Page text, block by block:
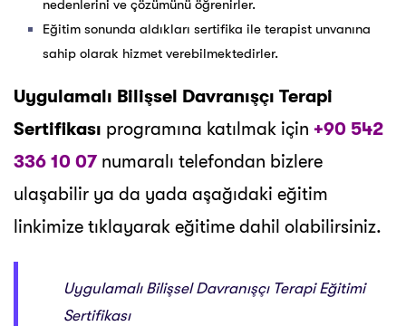
nedenlerini ve çözümünü öğrenirler.
Eğitim sonunda aldıkları sertifika ile terapist unvanına
sahip olarak hizmet verebilmektedirler.
Uygulamalı Bilişsel Davranışçı Terapi
Sertifikası programına katılmak için +90 542
336 10 07 numaralı telefondan bizlere
ulaşabilir ya da yada aşağıdaki eğitim
linkimize tıklayarak eğitime dahil olabilirsiniz.
Uygulamalı Bilişsel Davranışçı Terapi Eğitimi
Sertifikası